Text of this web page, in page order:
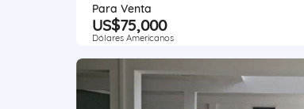
Para Venta
US$75,000
Dólares Americanos